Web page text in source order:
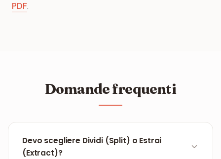
PDF.
Domande frequenti
Devo scegliere Dividi (Split) o Estrai
(Extract)?